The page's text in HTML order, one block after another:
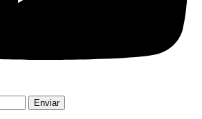
Enviar